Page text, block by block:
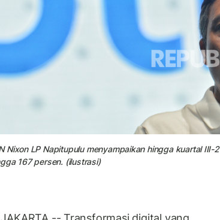
Nixon LP Napitupulu menyampaikan hingga kuartal
167 persen. (ilustrasi)